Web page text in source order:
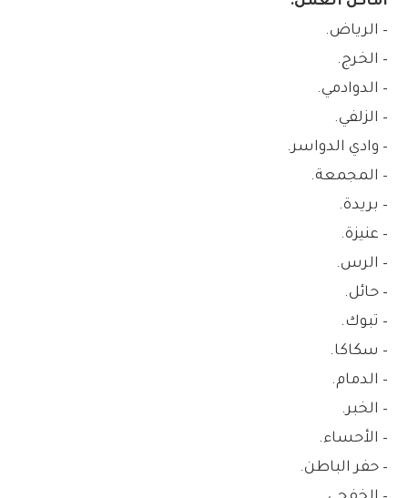
– الرياض.
– الخرج.
– الدوادمي.
– الزلفي.
– وادي الدواسر.
– المجمعة.
– بريدة.
– عنيزة.
– الرس.
– حائل.
– تبوك.
– سكاكا.
– الدمام.
– الخبر.
– الأحساء.
– حفر الباطن.